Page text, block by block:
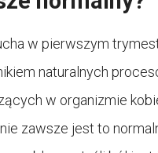
w pierwszym
naturalnych
w organizmie
zawsze jest to